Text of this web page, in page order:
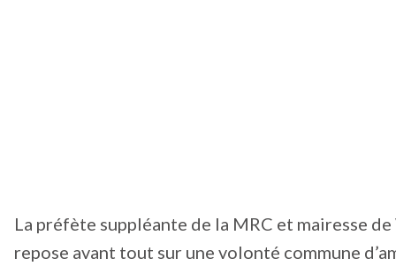
La préfète suppléante de la MRC et mairesse
repose avant tout sur une volonté commune